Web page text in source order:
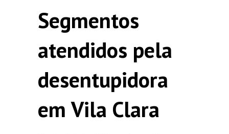
Segmentos
atendidos pela
desentupidora
em Vila Clara